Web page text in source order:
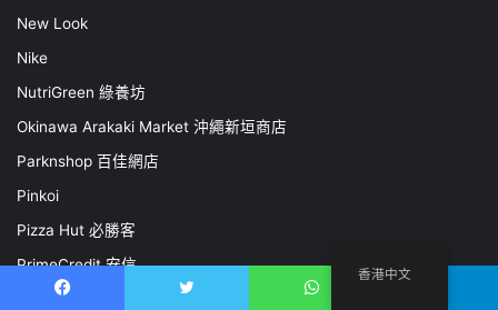
New Look
Nike
NutriGreen 綠養坊
Okinawa Arakaki Market 沖繩新垣商店
Parknshop 百佳網店
Pinkoi
Pizza Hut 必勝客
PrimeCredit 安信
PUMA
香港中文